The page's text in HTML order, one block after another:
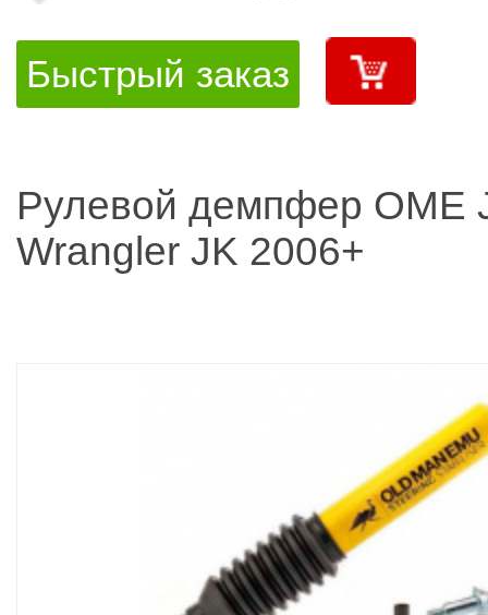
Быстрый заказ
Рулевой демпфер OME
Wrangler JK 2006+